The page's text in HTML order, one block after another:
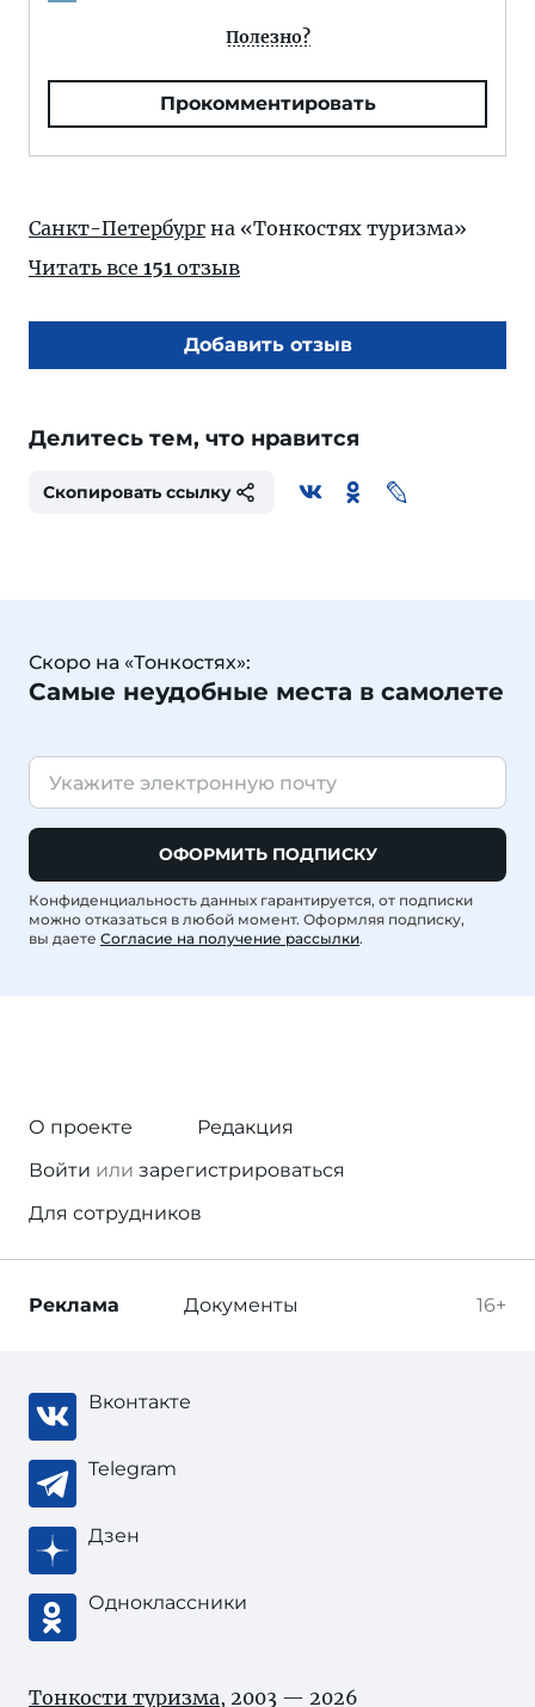
Полезно?
Прокомментировать
Санкт-Петербург на «Тонкостях туризма»
Читать все 151 отзыв
Добавить отзыв
Делитесь тем, что нравится
Скопировать ссылку
Скоро на «Тонкостях»:
Самые неудобные места в самолете
ОФОРМИТЬ ПОДПИСКУ
Конфиденциальность данных гарантируется, от подписки
можно отказаться в любой момент. Оформляя подписку,
вы даете Согласие на получение рассылки.
О проекте
Редакция
Войти или зарегистрироваться
Для сотрудников
16+
Реклама Документы
Вконтакте
Telegram
Дзен
Одноклассники
Тонкости туризма, 2003 — 2026